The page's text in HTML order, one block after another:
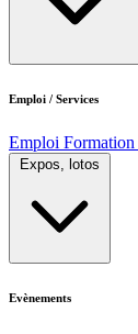
Emploi / Services
Emploi Formation
Expos, lotos
Evènements